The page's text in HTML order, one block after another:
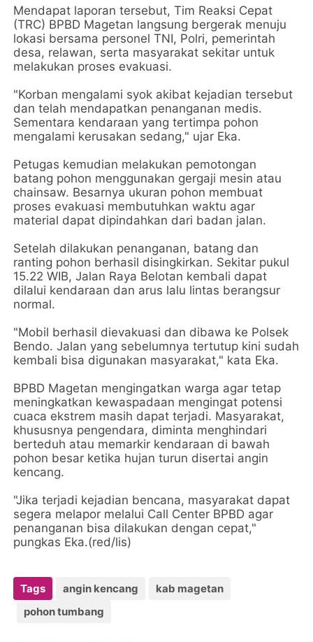
Mendapat laporan tersebut, Tim Reaksi Cepat
(TRC) BPBD Magetan langsung bergerak menuju
lokasi bersama personel TNI, Polri, pemerintah
desa, relawan, serta masyarakat sekitar untuk
melakukan proses evakuasi.
"Korban mengalami syok akibat kejadian tersebut
dan telah mendapatkan penanganan medis.
Sementara kendaraan yang tertimpa pohon
mengalami kerusakan sedang," ujar Eka.
Petugas kemudian melakukan pemotongan
batang pohon menggunakan gergaji mesin atau
chainsaw. Besarnya ukuran pohon membuat
proses evakuasi membutuhkan waktu agar
material dapat dipindahkan dari badan jalan.
Setelah dilakukan penanganan, batang dan
ranting pohon berhasil disingkirkan. Sekitar pukul
15.22 WIB, Jalan Raya Belotan kembali dapat
dilalui kendaraan dan arus lalu lintas berangsur
normal.
"Mobil berhasil dievakuasi dan dibawa ke Polsek
Bendo. Jalan yang sebelumnya tertutup kini sudah
kembali bisa digunakan masyarakat," kata Eka.
BPBD Magetan mengingatkan warga agar tetap
meningkatkan kewaspadaan mengingat potensi
cuaca ekstrem masih dapat terjadi. Masyarakat,
khususnya pengendara, diminta menghindari
berteduh atau memarkir kendaraan di bawah
pohon besar ketika hujan turun disertai angin
kencang.
"Jika terjadi kejadian bencana, masyarakat dapat
segera melapor melalui Call Center BPBD agar
penanganan bisa dilakukan dengan cepat,"
pungkas Eka.(red/lis)
Tags angin kencang
kab magetan
pohon tumbang